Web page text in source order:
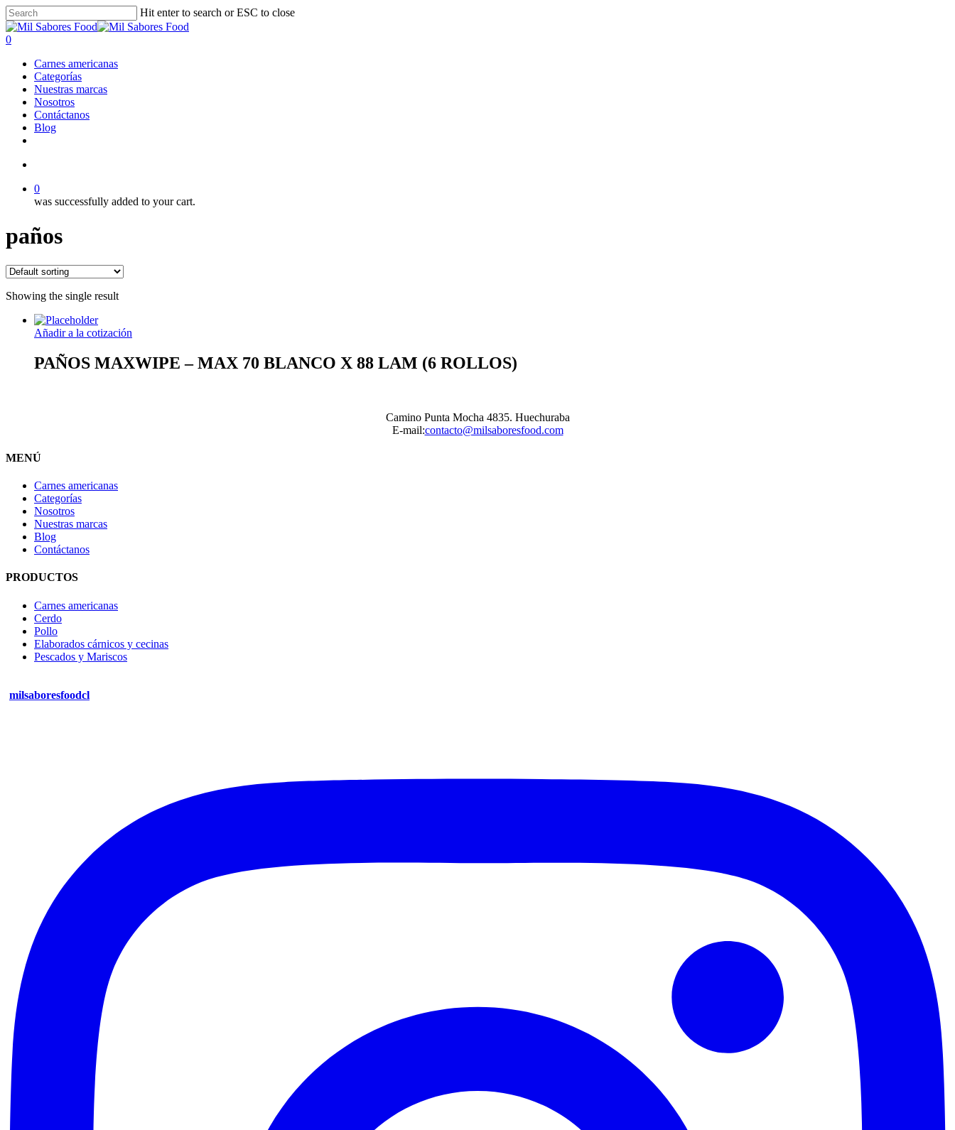
Skip
to
main
Hit enter to search or ESC to close
Close
Search
search
0
Carnes americanas
Categorías
Nuestras marcas
Nosotros
Contáctanos
Blog
0
was successfully added to your cart.
paños
Showing the single result
Añadir a la cotización
PAÑOS MAXWIPE – MAX 70 BLANCO X 88 LAM (6 ROLLOS)
Camino Punta Mocha 4835. Huechuraba
E-mail:contacto@milsaboresfood.com
MENÚ
Carnes americanas
Categorías
Nosotros
Nuestras marcas
Blog
Contáctanos
PRODUCTOS
Carnes americanas
Cerdo
Pollo
Elaborados cárnicos y cecinas
Pescados y Mariscos
milsaboresfoodcl